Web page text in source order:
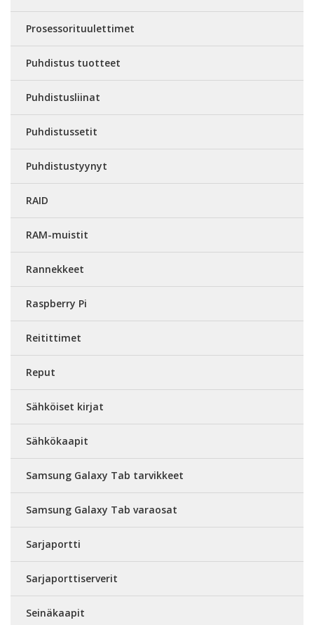
Prosessorituulettimet
Puhdistus tuotteet
Puhdistusliinat
Puhdistussetit
Puhdistustyynyt
RAID
RAM-muistit
Rannekkeet
Raspberry Pi
Reitittimet
Reput
Sähköiset kirjat
Sähkökaapit
Samsung Galaxy Tab tarvikkeet
Samsung Galaxy Tab varaosat
Sarjaportti
Sarjaporttiserverit
Seinäkaapit